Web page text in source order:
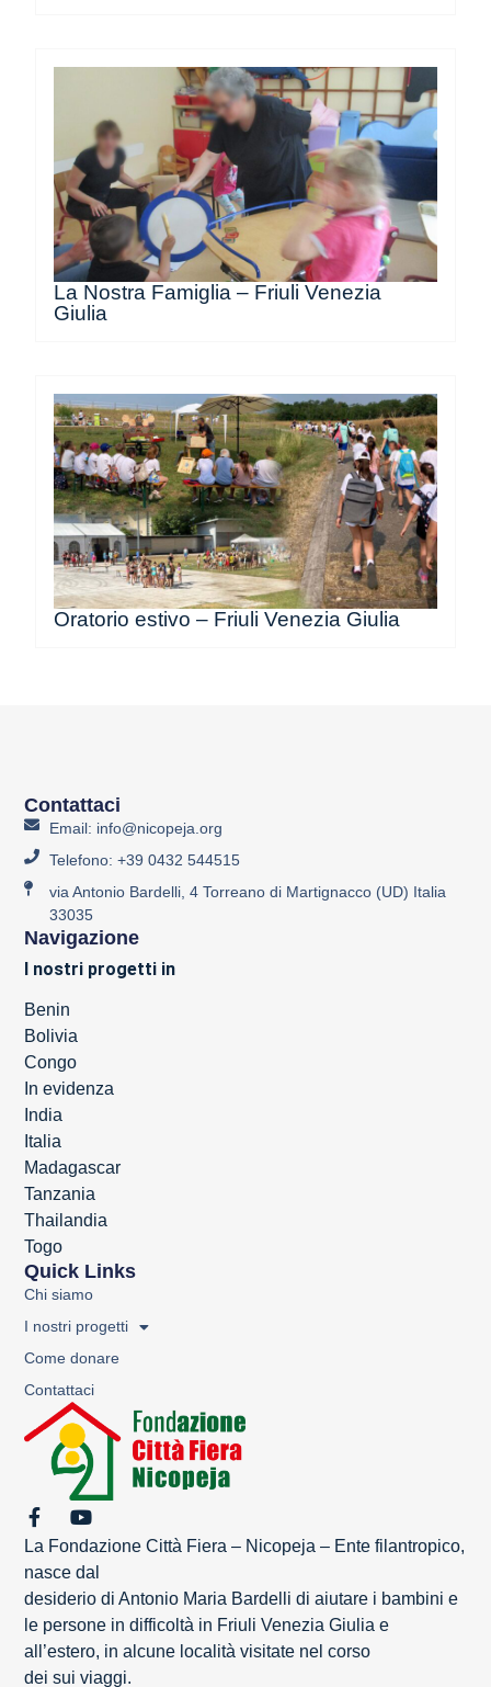
La Nostra Famiglia – Friuli Venezia
Giulia
Oratorio estivo – Friuli Venezia Giulia
La Fondazione Città Fiera – Nicopeja – Ente filantropico,
nasce dal
desiderio di Antonio Maria Bardelli di aiutare i bambini e
le persone in difficoltà in Friuli Venezia Giulia e
all’estero, in alcune località visitate nel corso
dei sui viaggi.
Contattaci
Email: info@nicopeja.org
Telefono: +39 0432 544515
via Antonio Bardelli, 4 Torreano di Martignacco (UD) Italia
33035
Navigazione
I nostri progetti in
Benin
Bolivia
Congo
In evidenza
India
Italia
Madagascar
Tanzania
Thailandia
Togo
Quick Links
Chi siamo
I nostri progetti
Come donare
Contattaci